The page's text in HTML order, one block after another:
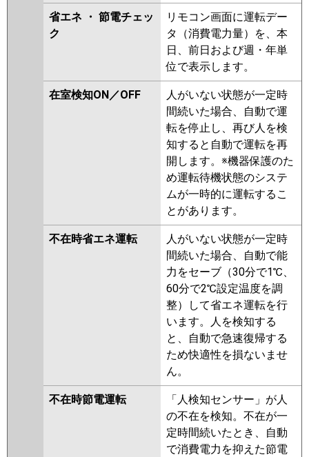
RCI-GP112RSHP6 RCI-
GP112RSHP5 RCI-GP112RHNP
RCI-GP112RSHP4 RCI-
AP112HNP9-kobe RCI-
AP112HNP9 RCI-GP112RSHP3
FDTV1126HP6S-rak
FDTV1126HP6S-airf
FDTV1126HP6S FDTV1126HP6S-
FDTK1125HP5SA-osj
FDTK1125HP5SA-rak
FDTK1125HP5SA-airf
FDTK1125HP5SA
FDTV1125HPA5SA-osj
FDTV1125HPA5SA-rak
FDTV1125HPA5SA-airf
FDTV1125HPA5SA
FDTK1125HP5S-osj
FDTK1125HP5S-rak
FDTK1125HP5S-airf
FDTK1125HP5S
FDTV1125HPA5S-osj
FDTV1125HPA5S-rak
FDTV1125HPA5S-airf
FDTV1125HPA5S-airflex
FDTV1125HPA5S
FDTV1125HPA5S-rakuri-na
省エネ ・ 節電チェッ
ク
リモコン画面に運転デー
タ（消費電力量）を、本
日、前日および週・年単
位で表示します。
在室検知ON／OFF
人がいない状態が一定時
間続いた場合、自動で運
転を停止し、再び人を検
知すると自動で運転を再
開します。※機器保護のた
め運転待機状態のシステ
ムが一時的に運転するこ
とがあります。
不在時省エネ運転
人がいない状態が一定時
間続いた場合、自動で能
力をセーブ（30分で1℃、
60分で2℃設定温度を調
整）して省エネ運転を行
います。人を検知する
と、自動で急速復帰する
ため快適性を損ないませ
ん。
不在時節電運転
「人検知センサー」が人
の不在を検知。不在が一
定時間続いたとき、自動
で消費電力を抑えた節電